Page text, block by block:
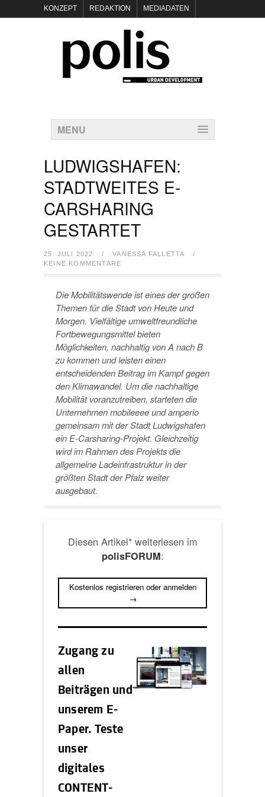
KONZEPT REDAKTION MEDIADATEN
POLIS KEYNOTES
KONTAKT DATENSCHUTZ IMPRESSUM
MENU
LUDWIGSHAFEN:
STADTWEITES E-
CARSHARING
GESTARTET
25. JULI 2022 / VANESSA FALLETTA
/
KEINE KOMMENTARE
Die Mobilitätswende ist eines der großen
Themen für die Stadt von Heute und
Morgen. Vielfältige umweltfreundliche
Fortbewegungsmittel bieten
Möglichkeiten, nachhaltig von A nach B
zu kommen und leisten einen
entscheidenden Beitrag im Kampf gegen
den Klimawandel. Um die nachhaltige
Mobilität voranzutreiben, starteten die
Unternehmen mobileeee und amperio
gemeinsam mit der Stadt Ludwigshafen
ein E-Carsharing-Projekt. Gleichzeitig
wird im Rahmen des Projekts die
allgemeine Ladeinfrastruktur in der
größten Stadt der Pfalz weiter
ausgebaut.
Diesen Artikel* weiterlesen im
polisFORUM:
Kostenlos registrieren oder anmelden
→
Zugang zu
allen
Beiträgen und
unserem E-
Paper. Teste
unser
digitales
CONTENT-